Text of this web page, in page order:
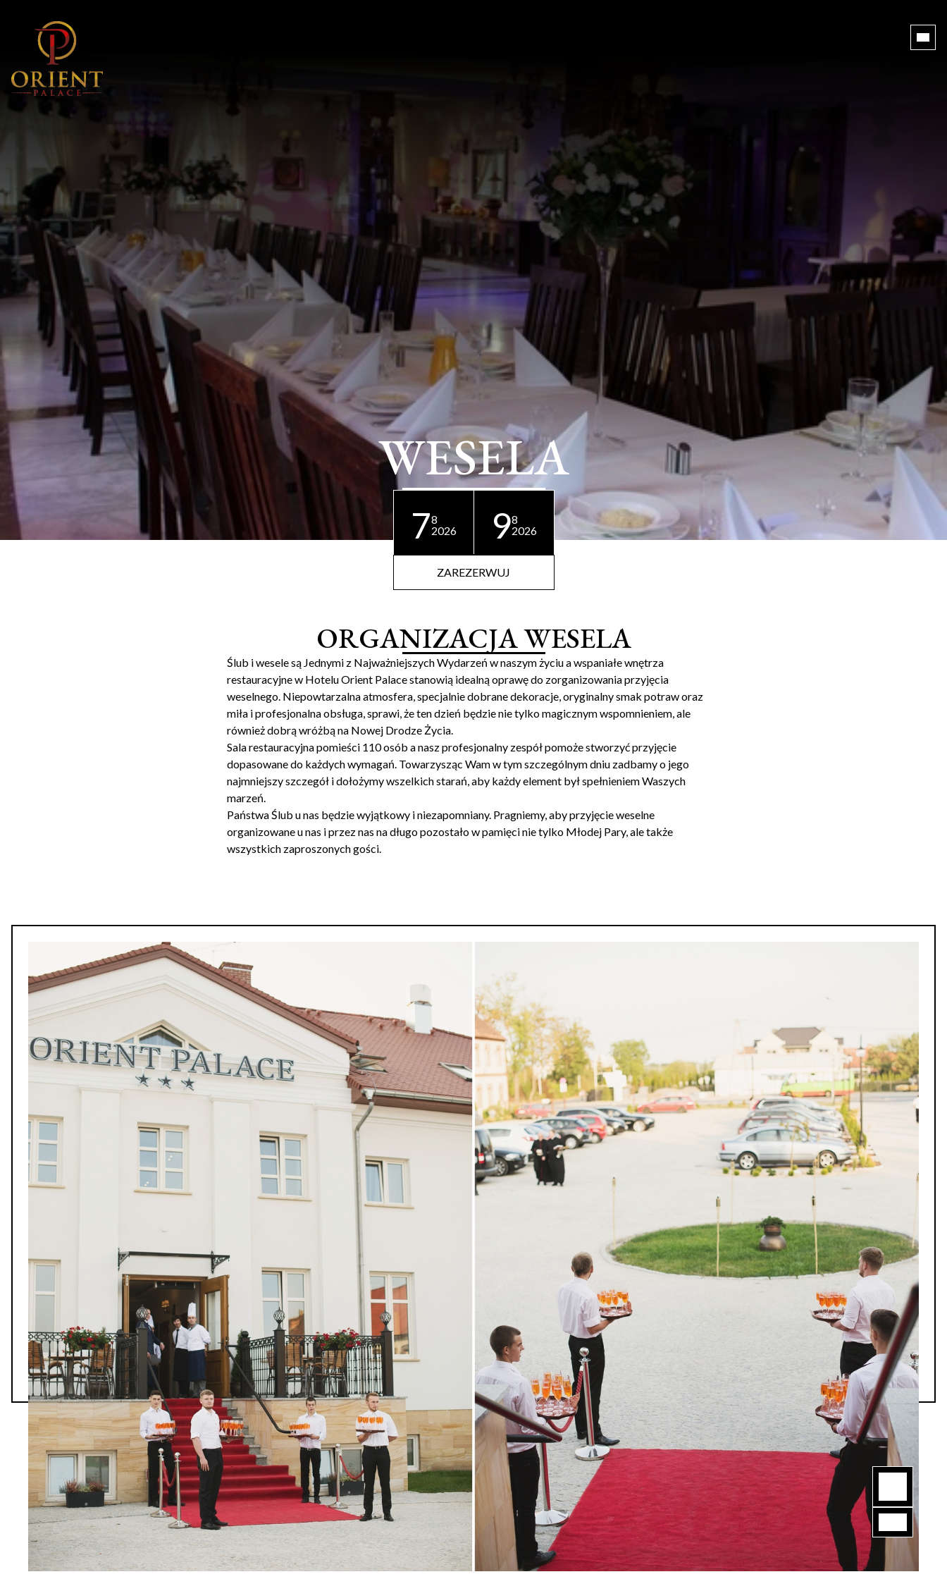
WESELA
78
2026
98
2026
ZAREZERWUJ
ORGANIZACJA WESELA
Ślub i wesele są Jednymi z Najważniejszych Wydarzeń w naszym życiu a wspaniałe wnętrza
restauracyjne w Hotelu Orient Palace stanowią idealną oprawę do zorganizowania przyjęcia
weselnego. Niepowtarzalna atmosfera, specjalnie dobrane dekoracje, oryginalny smak potraw oraz
miła i profesjonalna obsługa, sprawi, że ten dzień będzie nie tylko magicznym wspomnieniem, ale
również dobrą wróżbą na Nowej Drodze Życia.
Sala restauracyjna pomieści 110 osób a nasz profesjonalny zespół pomoże stworzyć przyjęcie
dopasowane do każdych wymagań. Towarzysząc Wam w tym szczególnym dniu zadbamy o jego
najmniejszy szczegół i dołożymy wszelkich starań, aby każdy element był spełnieniem Waszych
marzeń.
Państwa Ślub u nas będzie wyjątkowy i niezapomniany. Pragniemy, aby przyjęcie weselne
organizowane u nas i przez nas na długo pozostało w pamięci nie tylko Młodej Pary, ale także
wszystkich zaproszonych gości.